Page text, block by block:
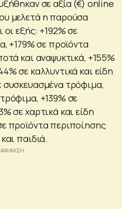
σε αξία (€) online
μελετά η παρούσα
οι εξής: +192% σε
+179% σε προϊόντα
και αναψυκτικά, +155%
σε καλλυντικά και είδη
συσκευασμένα τρόφιμα,
+139% σε
σε χαρτικά και είδη
προϊόντα περιποίησης
παιδιά.